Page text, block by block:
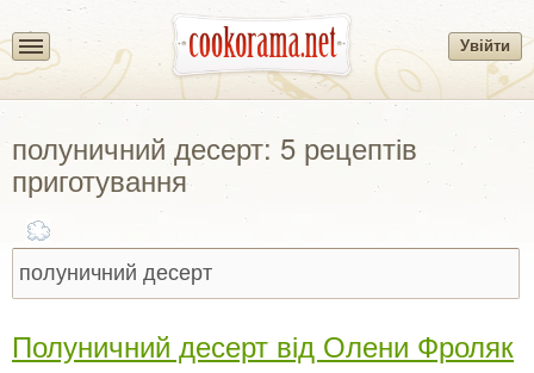
Увійти
полуничний десерт: 5 рецептів
приготування
Полуничний десерт від Олени Фроляк